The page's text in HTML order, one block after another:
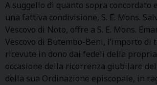
A suggello di quanto sopra concordato
una fattiva condivisione, S. E. Mons.
Vescovo di Noto, offre a S. E. Mons.
Vescovo di Butembo-Beni, l’importo
ricevute in dono dai fedeli della
occasione della ricorrenza giubilare
della sua Ordinazione episcopale, in